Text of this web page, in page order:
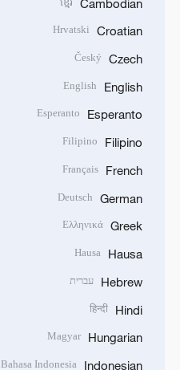
Croatian
Hrvatski
Czech
Český
English
English
Esperanto
Esperanto
Filipino
Filipino
French
Français
German
Deutsch
Greek
Ελληνικά
Hausa
Hausa
Hebrew עברית
Hindi
हिन्दी
Hungarian
Magyar
Indonesian
Bahasa Indonesia